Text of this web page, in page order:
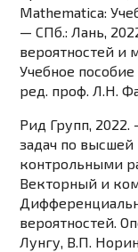
Mathematica:
— СПб.: Лань,
вероятностей и
Учебное
ред. проф. Л.Н.
Рид Групп,
задач по высшей
контрольными
Векторный и
вероятностей.
Лунгу, В.П.